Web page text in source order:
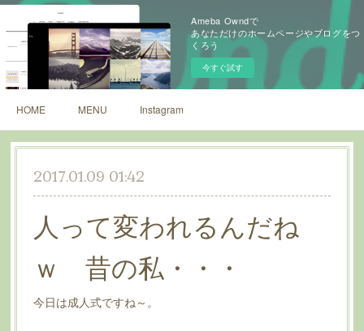
Ameba Owndで
あなただけのホームページやブログをつ
くろう
今すぐ試す
HOME MENU Instagram
2017.01.09 01:42
人って変われるんだね
ｗ 昔の私・・・
今日は成人式ですね～。